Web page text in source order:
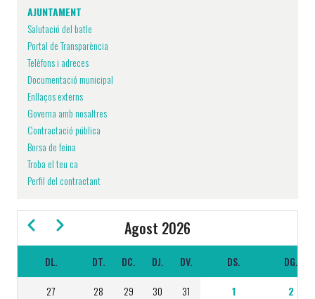
AJUNTAMENT
Salutació del batle
Portal de Transparència
Telèfons i adreces
Documentació municipal
Enllaços externs
Governa amb nosaltres
Contractació pública
Borsa de feina
Troba el teu ca
Perfil del contractant
Agost 2026
PAGINACIÓ
Previous Next
DL. DT. DC. DJ. DV. DS.
DG.
27
28 29 30 31 1
2